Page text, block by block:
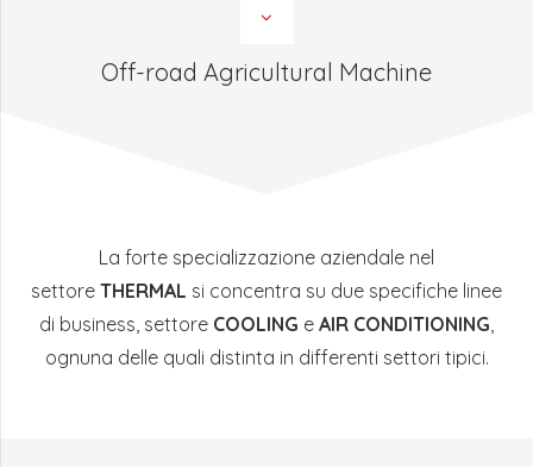
Off-road Agricultural Machine
La forte specializzazione aziendale nel
settore THERMAL si concentra su due specifiche linee
di business, settore COOLING e AIR CONDITIONING
ognuna delle quali distinta in differenti settori tipici.